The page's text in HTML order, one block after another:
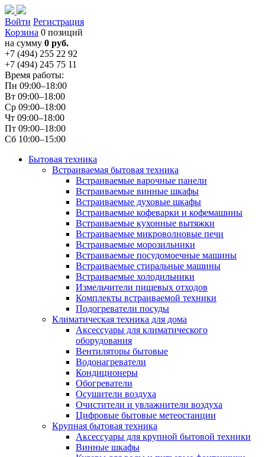
Войти Регистрация
Корзина 0 позиций
на сумму 0 руб.
+7 (494) 255 22 92
+7 (494) 245 75 11
Время работы:
Пн 09:00–18:00
Вт 09:00–18:00
Ср 09:00–18:00
Чт 09:00–18:00
Пт 09:00–18:00
Сб 10:00–15:00
Бытовая техника
Встраиваемая бытовая техника
Встраиваемые варочные панели
Встраиваемые винные шкафы
Встраиваемые духовые шкафы
Встраиваемые кофеварки и кофемашины
Встраиваемые кухонные вытяжки
Встраиваемые микроволновые печи
Встраиваемые морозильники
Встраиваемые посудомоечные машины
Встраиваемые стиральные машины
Встраиваемые холодильники
Измельчители пищевых отходов
Комплекты встраиваемой техники
Подогреватели посуды
Климатическая техника для дома
Аксессуары для климатического
оборудования
Вентиляторы бытовые
Водонагреватели
Кондиционеры
Обогреватели
Осушители воздуха
Очистители и увлажнители воздуха
Цифровые бытовые метеостанции
Крупная бытовая техника
Аксессуары для крупной бытовой техники
Винные шкафы